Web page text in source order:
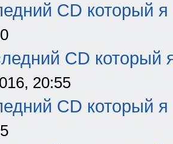
CD который я
CD который
20:55
CD который я